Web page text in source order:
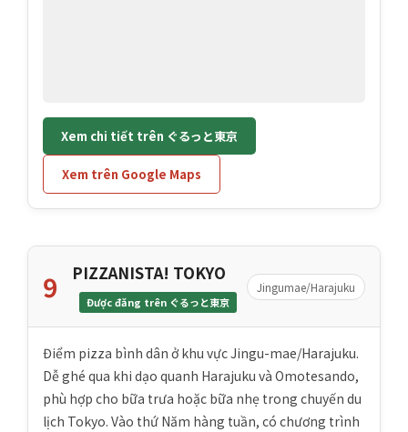
Xem chi tiết trên ぐるっと東京
Xem trên Google Maps
9 PIZZANISTA! TOKYO
Được đăng trên ぐるっと東京
Jingumae/Harajuku
Điểm pizza bình dân ở khu vực Jingu-mae/Harajuku.
Dễ ghé qua khi dạo quanh Harajuku và Omotesando,
phù hợp cho bữa trưa hoặc bữa nhẹ trong chuyến du
lịch Tokyo. Vào thứ Năm hàng tuần, có chương trình